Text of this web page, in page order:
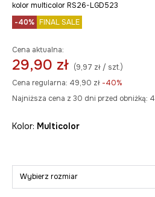
kolor multicolor RS26-LGD523
-40% FINAL SALE
Cena aktualna:
29,90 zł (9,97 zł / szt.)
Cena regularna: 49,90 zł -40%
Najniższa cena z 30 dni przed obniżką:
Kolor: multicolor
Wybierz rozmiar